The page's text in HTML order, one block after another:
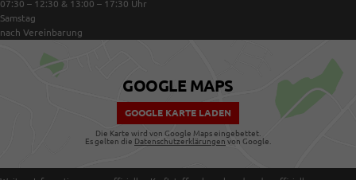
07:30 – 12:30 & 13:00 – 17:30 Uhr
Samstag
nach Vereinbarung
GOOGLE MAPS
GOOGLE KARTE LADEN
Die Karte wird von Google Maps eingebettet.
Es gelten die Datenschutzerklärungen von Google.